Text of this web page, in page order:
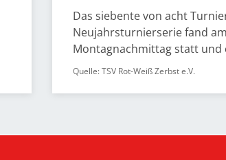
Das siebente von acht
Neujahrsturnierserie fand am
Montagnachmittag statt und
Quelle: TSV Rot-Weiß Zerbst e.V.